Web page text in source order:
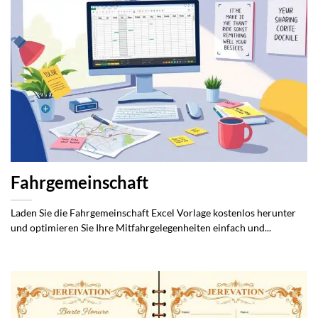
Fahrgemeinschaft
Laden Sie die Fahrgemeinschaft Excel Vorlage kostenlos herunter
und optimieren Sie Ihre Mitfahrgelegenheiten einfach und...